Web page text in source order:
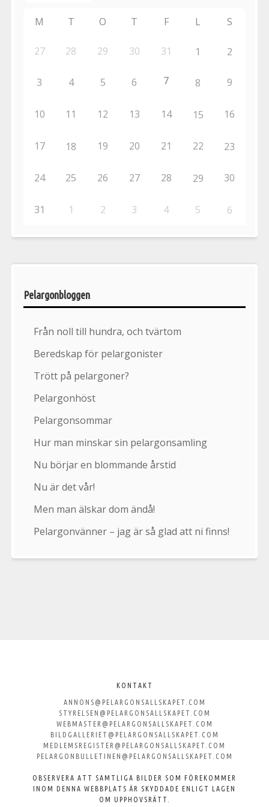
M T O T F L S
27 28 29 30 31 1 2
3 4 5 6 7 8 9
10 11 12 13 14 15 16
17 18 19 20 21 22 23
24 25 26 27 28 29 30
31 1 2 3 4 5 6
Pelargonbloggen
Från noll till hundra, och tvärtom
Beredskap för pelargonister
Trött på pelargoner?
Pelargonhöst
Pelargonsommar
Hur man minskar sin pelargonsamling
Nu börjar en blommande årstid
Nu är det vår!
Men man älskar dom ändå!
Pelargonvänner – jag är så glad att ni finns!
Svenska
Pelargonsällskapet
KONTAKT
ANNONS@PELARGONSALLSKAPET.COM
STYRELSEN@PELARGONSALLSKAPET.COM
WEBMASTER@PELARGONSALLSKAPET.COM
BILDGALLERIET@PELARGONSALLSKAPET.COM
MEDLEMSREGISTER@PELARGONSALLSKAPET.COM
PELARGONBULLETINEN@PELARGONSALLSKAPET.COM
OBSERVERA ATT SAMTLIGA BILDER SOM FÖREKOMMER
INOM DENNA WEBBPLATS ÄR SKYDDADE ENLIGT LAGEN
OM UPPHOVSRÄTT.